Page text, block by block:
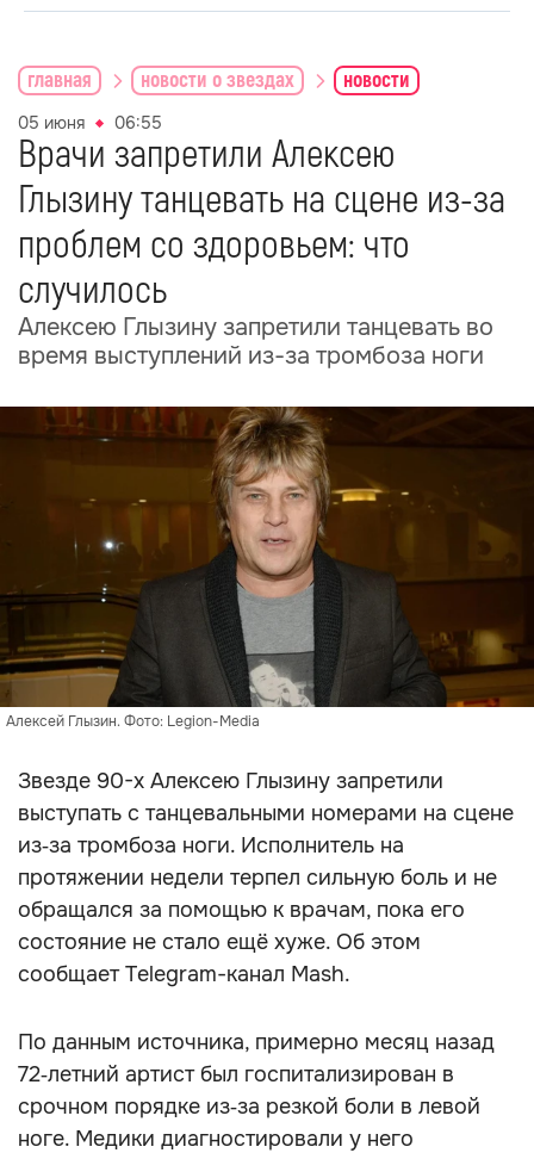
главная новости о звездах новости
05 июня 06:55
Врачи запретили Алексею
Глызину танцевать на сцене из-за
проблем со здоровьем: что
случилось
Алексею Глызину запретили танцевать во
время выступлений из-за тромбоза ноги
Алексей Глызин. Фото: Legion-Media
Звезде 90-х Алексею Глызину запретили
выступать с танцевальными номерами на сцене
из‑за тромбоза ноги. Исполнитель на
протяжении недели терпел сильную боль и не
обращался за помощью к врачам, пока его
состояние не стало ещё хуже. Об этом
сообщает Telegram-канал Mash.
По данным источника, примерно месяц назад
72‑летний артист был госпитализирован в
срочном порядке из‑за резкой боли в левой
ноге. Медики диагностировали у него